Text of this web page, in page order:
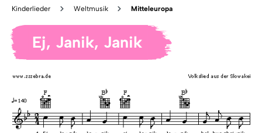
Kinderlieder Weltmusik Mitteleuropa
Ej, Janik, Janik